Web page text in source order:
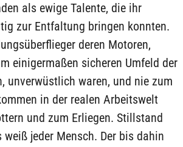
als ewige Talente, die ihr
zur Entfaltung bringen konnten.
deren Motoren,
einigermaßen sicheren Umfeld der
unverwüstlich waren, und nie zum
in der realen Arbeitswelt
und zum Erliegen. Stillstand
weiß jeder Mensch. Der bis dahin